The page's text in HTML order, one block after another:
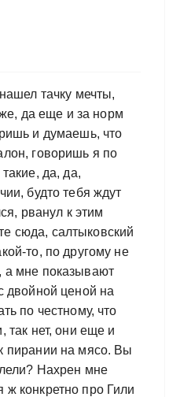
тачку мечты,
да еще и за норм
и думаешь, что
говоришь я по
да, да,
будто тебя ждут
рванул к этим
сюда, салтыковский
то, по другому не
мне показывают
двойной ценой на
по честному, что
так нет, они еще и
пирании на мясо. Вы
Нахрен мне
конкретно про Гили